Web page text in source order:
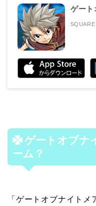
ゲート
SQUARE
ゲートオブナ
ーム？
「ゲートオブナイト